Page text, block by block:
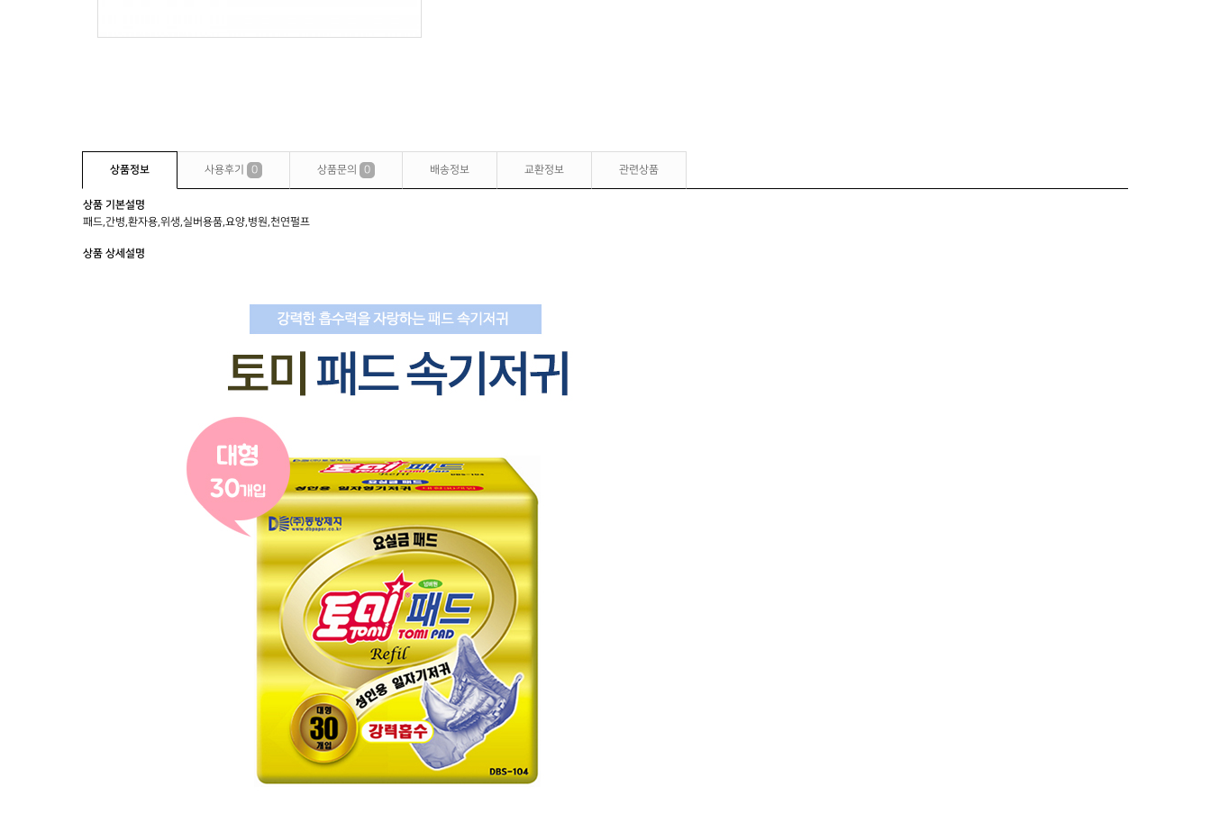
상품정보 사용후기 0 상품문의 0 배송정보 교환정보 관련상품
상품 기본설명
패드,간병,환자용,위생,실버용품,요양,병원,천연펄프
상품 상세설명